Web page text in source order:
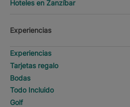
Hoteles en Zanzíbar
Experiencias
Experiencias
Tarjetas regalo
Bodas
Todo Incluido
Golf